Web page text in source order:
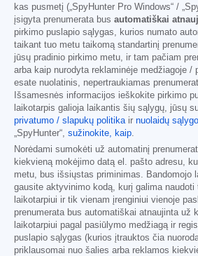
kas pusmetį („SpyHunter Pro Windows“ /
įsigyta prenumerata bus automatiškai
pirkimo puslapio sąlygas, kurios numato
taikant tuo metu taikomą standartinį
jūsų pradinio pirkimo metu, ir tam pačiam
arba kaip nurodyta reklaminėje medžiagoje /
esate nuolatinis, nepertraukiamas
Išsamesnės informacijos ieškokite pirkimo
laikotarpis galioja laikantis šių sąlygų, jūsų
privatumo / slapukų politika ir nuolaidų
„SpyHunter“, sužinokite, kaip
Norėdami sumokėti už automatinį
kiekvieną mokėjimo datą el. pašto adresu,
metu, bus išsiųstas priminimas. Bandomojo
gausite aktyvinimo kodą, kurį galima naudoti
laikotarpiui ir tik vienam įrenginiui vienoje
prenumerata bus automatiškai atnaujinta už
laikotarpiui pagal pasiūlymo medžiagą ir
puslapio sąlygas (kurios įtrauktos čia
priklausomai nuo šalies arba reklamos